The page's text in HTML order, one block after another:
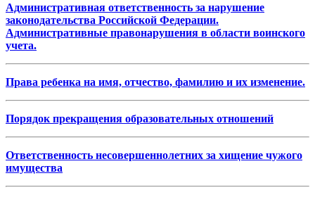
Административная ответственность за нарушение
законодательства Российской Федерации.
Административные правонарушения в области воинского
учета.
Права ребенка на имя, отчество, фамилию и их изменение.
Порядок прекращения образовательных отношений
Ответственность несовершеннолетних за хищение чужого
имущества